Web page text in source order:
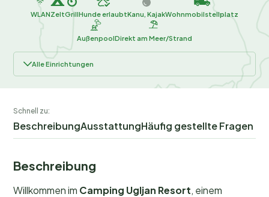
WLANZeltGrillHunde erlaubtKanu, KajakWohnmobilstellplatz
AußenpoolDirekt am Meer/Strand
Alle Einrichtungen
Schnell zu:
BeschreibungAusstattungHäufig gestellte Fragen
Beschreibung
Willkommen im Camping Ugljan Resort, einem